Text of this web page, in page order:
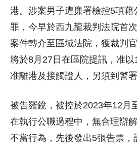
港。涉案男子遭廉署檢控5項藉
罪，今早於西九龍裁判法院首
案件轉介至區域法院，獲裁判
將於8月27日在區院提訊，准
准離港及接觸證人，另須到警署
被告羅銳，被控於2023年12月
在執行公職過程中，無合理辯
不當行為，先後發出5張告票，